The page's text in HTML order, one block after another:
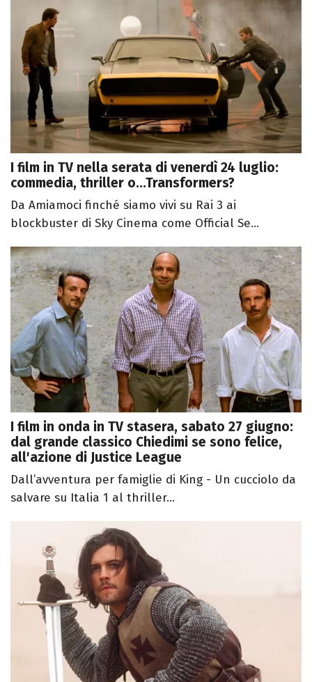
I film in TV nella serata di venerdì 24 luglio:
commedia, thriller o...Transformers?
Da Amiamoci finché siamo vivi su Rai 3 ai
blockbuster di Sky Cinema come Official Se...
I film in onda in TV stasera, sabato 27 giugno:
dal grande classico Chiedimi se sono felice,
all'azione di Justice League
Dall’avventura per famiglie di King - Un cucciolo da
salvare su Italia 1 al thriller...